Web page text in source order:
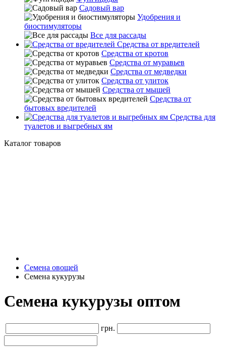
Садовый вар
Удобрения и
биостимуляторы
Все для рассады
Средства от вредителей
Средства от кротов
Средства от муравьев
Средства от медведки
Средства от улиток
Средства от мышей
Средства от
бытовых вредителей
Средства для
туалетов и выгребных ям
Каталог товаров
Семена овощей
Семена кукурузы
Семена кукурузы оптом
грн.